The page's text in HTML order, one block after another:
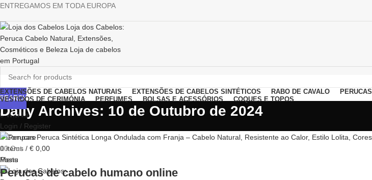
ENTREGAMOS EM TODA EUROPA
SEARCH
0Wishlist
Login / Register
0 Compare
0items / € 0,00
Menu
Browse Categories
EXTENSÕES DE CABELOS NATURAIS EXTENSÕES DE CABELOS SINTÉTICOS RABO DE CAVALO PERUCAS
VESTIDOS DE CERIMÓNIA
PERFUMES BOLSAS E ACESSÓRIOS COQUES E TOPOS
Daily Archives: 10 de Outubro de 2024
10Out
Posts
Perucas de cabelo humano online